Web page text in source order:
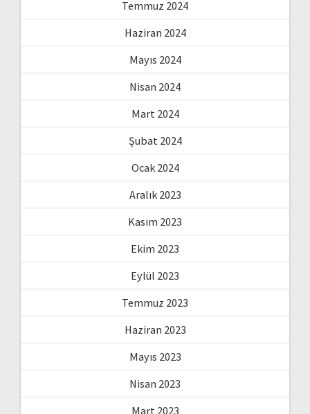
Temmuz 2024
Haziran 2024
Mayıs 2024
Nisan 2024
Mart 2024
Şubat 2024
Ocak 2024
Aralık 2023
Kasım 2023
Ekim 2023
Eylül 2023
Temmuz 2023
Haziran 2023
Mayıs 2023
Nisan 2023
Mart 2023